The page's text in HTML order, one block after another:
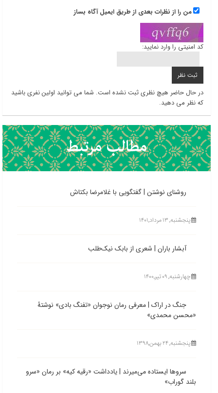
من را از نظرات بعدی از طریق ایمیل آگاه بساز
کد امنیتی را وارد نمایید:
در حال حاضر هیچ نظری ثبت نشده است. شما می توانید اولین نفری باشید
که نظر می دهید.
روشنای نوشتن | گفتگویی با غلامرضا بکتاش
پنجشنبه, ۱۳ مرداد,۱۴۰۱
آبشار باران | شعری از بابک نیک‌طلب
چهارشنبه, ۰۹ تیر,۱۴۰۰
جنگ در اراک | معرفی رمان نوجوان «تفنگ بادی» نوشتۀ
«محسن محمدی»
پنجشنبه, ۲۴ بهمن,۱۳۹۸
سروها ایستاده می‌میرند | یادداشت «رقیه کیه» بر رمان «سرو
بلند گوراب»